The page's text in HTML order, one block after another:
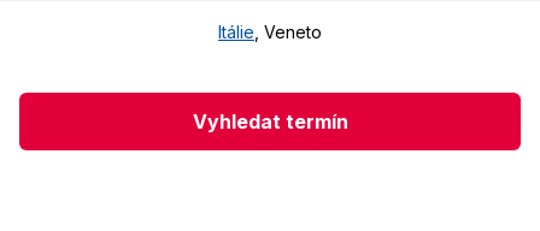
Itálie Veneto
Vyhledat termín